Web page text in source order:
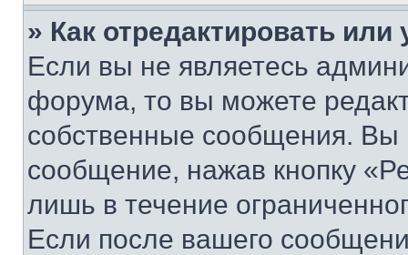
» Как отредактировать
Если вы не являетесь
форума, то вы можете
собственные сообщения. Вы
сообщение, нажав кнопку
лишь в течение
Если после вашего